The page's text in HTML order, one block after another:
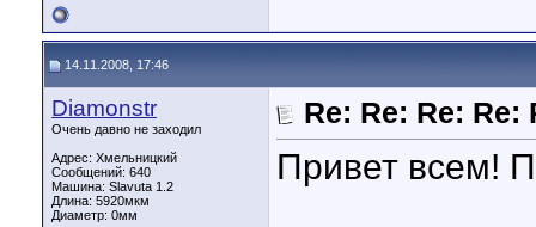
14.11.2008, 17:46
Diamonstr
Очень давно не заходил
Адрес: Хмельницкий
Сообщений: 640
Машина: Slavuta 1.2
Длина: 5920мкм
Диаметр: 0мм
Re: Re: Re:
Привет всем!